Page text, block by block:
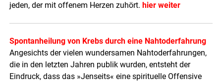
jeden, der mit offenem Herzen zuhört. hier weiter
Spontanheilung von Krebs durch eine Nahtoderfahrung
Angesichts der vielen wundersamen Nahtoderfahrungen,
die in den letzten Jahren publik wurden, entsteht der
Eindruck, dass das »Jenseits« eine spirituelle Offensive